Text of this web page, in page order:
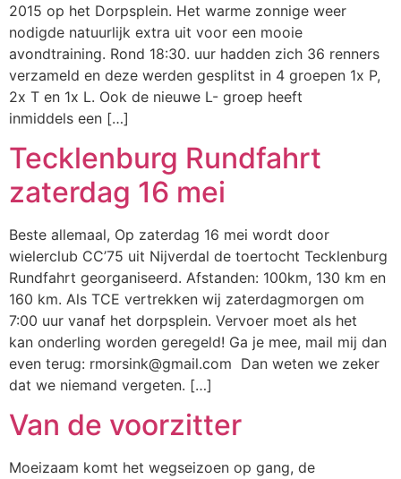
2015 op het Dorpsplein. Het warme zonnige weer
nodigde natuurlijk extra uit voor een mooie
avondtraining. Rond 18:30. uur hadden zich 36 renners
verzameld en deze werden gesplitst in 4 groepen 1x P,
2x T en 1x L. Ook de nieuwe L- groep heeft
inmiddels een […]
Tecklenburg Rundfahrt
zaterdag 16 mei
Beste allemaal, Op zaterdag 16 mei wordt door
wielerclub CC’75 uit Nijverdal de toertocht Tecklenburg
Rundfahrt georganiseerd. Afstanden: 100km, 130 km en
160 km. Als TCE vertrekken wij zaterdagmorgen om
7:00 uur vanaf het dorpsplein. Vervoer moet als het
kan onderling worden geregeld! Ga je mee, mail mij dan
even terug: rmorsink@gmail.com Dan weten we zeker
dat we niemand vergeten. […]
Van de voorzitter
Moeizaam komt het wegseizoen op gang, de